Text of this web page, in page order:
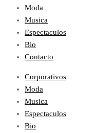
Moda
Musica
Espectaculos
Bio
Contacto
Corporativos
Moda
Musica
Espectaculos
Bio